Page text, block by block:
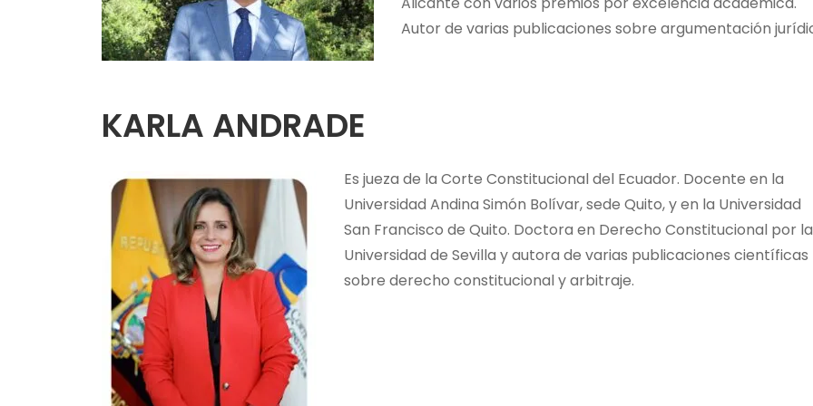
Autor de varias publicaciones sobre argumentación
KARLA ANDRADE
Es jueza de la Corte Constitucional del Ecuador. Docente en la
Universidad Andina Simón Bolívar, sede Quito, y en la Universidad
San Francisco de Quito. Doctora en Derecho Constitucional por la
Universidad de Sevilla y autora de varias publicaciones científicas
sobre derecho constitucional y arbitraje.